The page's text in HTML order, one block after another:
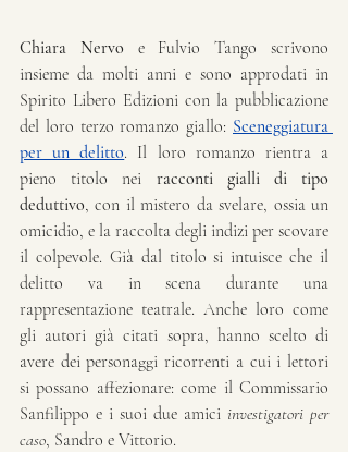
Chiara Nervo e Fulvio Tango scrivono
insieme da molti anni e sono approdati in
Spirito Libero Edizioni con la pubblicazione
del loro terzo romanzo giallo: Sceneggiatura
per un delitto. Il loro romanzo rientra a
pieno titolo nei racconti gialli
di tipo
deduttivo, con il mistero da svelare, ossia un
omicidio, e la raccolta degli indizi per scovare
il colpevole. Già dal titolo si intuisce che il
delitto va in scena durante una
rappresentazione teatrale. Anche loro come
gli autori già citati sopra, hanno scelto di
avere dei personaggi ricorrenti a cui i lettori
si possano affezionare: come il Commissario
Sanfilippo e i suoi due amici investigatori per
caso, Sandro e Vittorio.